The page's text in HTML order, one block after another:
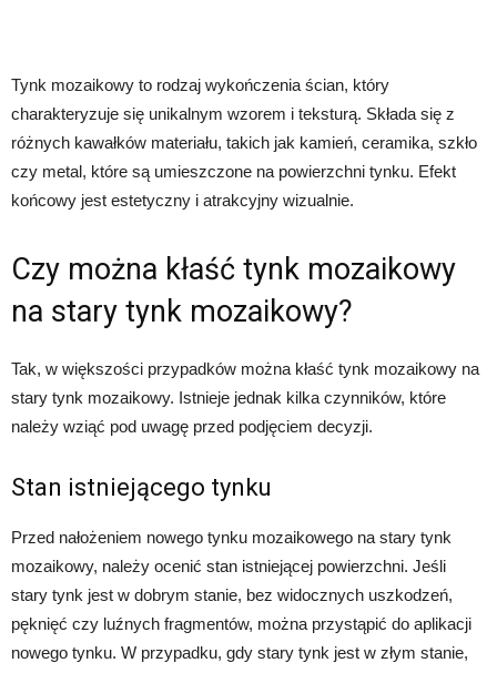
Tynk mozaikowy to rodzaj wykończenia ścian, który
charakteryzuje się unikalnym wzorem i teksturą. Składa się z
różnych kawałków materiału, takich jak kamień, ceramika, szkło
czy metal, które są umieszczone na powierzchni tynku. Efekt
końcowy jest estetyczny i atrakcyjny wizualnie.
Czy można kłaść tynk mozaikowy
na stary tynk mozaikowy?
Tak, w większości przypadków można kłaść tynk mozaikowy na
stary tynk mozaikowy. Istnieje jednak kilka czynników, które
należy wziąć pod uwagę przed podjęciem decyzji.
Stan istniejącego tynku
Przed nałożeniem nowego tynku mozaikowego na stary tynk
mozaikowy, należy ocenić stan istniejącej powierzchni. Jeśli
stary tynk jest w dobrym stanie, bez widocznych uszkodzeń,
pęknięć czy luźnych fragmentów, można przystąpić do aplikacji
nowego tynku. W przypadku, gdy stary tynk jest w złym stanie,